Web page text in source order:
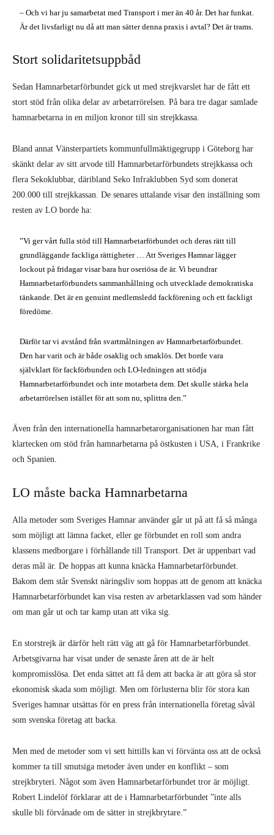
– Och vi har ju samarbetat med Transport i mer än 40 år. Det har funkat.
Är det livsfarligt nu då att man sätter denna praxis i avtal? Det är trams.
Stort solidaritetsuppbåd
Sedan Hamnarbetarförbundet gick ut med strejkvarslet har de fått ett
stort stöd från olika delar av arbetarrörelsen. På bara tre dagar samlade
hamnarbetarna in en miljon kronor till sin strejkkassa.
Bland annat Vänsterpartiets kommunfullmäktigegrupp i Göteborg har
skänkt delar av sitt arvode till Hamnarbetarförbundets strejkkassa och
flera Sekoklubbar, däribland Seko Infraklubben Syd som donerat
200.000 till strejkkassan. De senares uttalande visar den inställning som
resten av LO borde ha:
”Vi ger vårt fulla stöd till Hamnarbetarförbundet och deras rätt till
grundläggande fackliga rättigheter … Att Sveriges Hamnar lägger
lockout på fridagar visar bara hur oseriösa de är. Vi beundrar
Hamnarbetarförbundets sammanhållning och utvecklade demokratiska
tänkande. Det är en genuint medlemsledd fackförening och ett fackligt
föredöme.
Därför tar vi avstånd från svartmålningen av Hamnarbetarförbundet.
Den har varit och är både osaklig och smaklös. Det borde vara
självklart för fackförbunden och LO-ledningen att stödja
Hamnarbetarförbundet och inte motarbeta dem. Det skulle stärka hela
arbetarrörelsen istället för att som nu, splittra den.”
Även från den internationella hamnarbetarorganisationen har man fått
klartecken om stöd från hamnarbetarna på östkusten i USA, i Frankrike
och Spanien.
LO måste backa Hamnarbetarna
Alla metoder som Sveriges Hamnar använder går ut på att få så många
som möjligt att lämna facket, eller ge förbundet en roll som andra
klassens medborgare i förhållande till Transport. Det är uppenbart vad
deras mål är. De hoppas att kunna knäcka Hamnarbetarförbundet.
Bakom dem står Svenskt näringsliv som hoppas att de genom att knäcka
Hamnarbetarförbundet kan visa resten av arbetarklassen vad som händer
om man går ut och tar kamp utan att vika sig.
En storstrejk är därför helt rätt väg att gå för Hamnarbetarförbundet.
Arbetsgivarna har visat under de senaste åren att de är helt
kompromisslösa. Det enda sättet att få dem att backa är att göra så stor
ekonomisk skada som möjligt. Men om förlusterna blir för stora kan
Sveriges hamnar utsättas för en press från internationella företag såväl
som svenska företag att backa.
Men med de metoder som vi sett hittills kan vi förvänta oss att de också
kommer ta till smutsiga metoder även under en konflikt – som
strejkbryteri. Något som även Hamnarbetarförbundet tror är möjligt.
Robert Lindelöf förklarar att de i Hamnarbetarförbundet ”inte alls
skulle bli förvånade om de sätter in strejkbrytare.”